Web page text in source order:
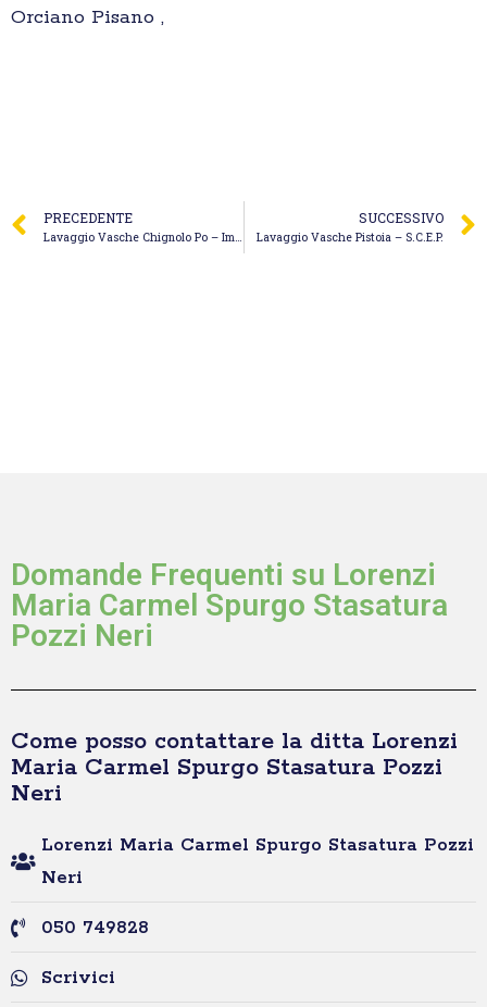
Orciano Pisano ,
PRECEDENTE
Lavaggio Vasche Chignolo Po – Immobiliare Valdesi Srl
SUCCESSIVO
Lavaggio Vasche Pistoia – S.C.E.P.
Domande Frequenti su Lorenzi
Maria Carmel Spurgo Stasatura
Pozzi Neri
Come posso contattare la ditta Lorenzi
Maria Carmel Spurgo Stasatura Pozzi
Neri
Lorenzi Maria Carmel Spurgo Stasatura Pozzi
Neri
050 749828
Scrivici